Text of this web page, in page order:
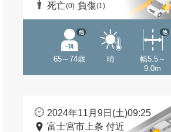
死亡(0) 負傷(1)
65～74歳
他
晴
幅5.5～
9.0m
他
2024年11月9日(土)09:25
富士宮市上条 付近